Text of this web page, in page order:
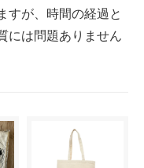
すが、時間の経過と
には問題ありません